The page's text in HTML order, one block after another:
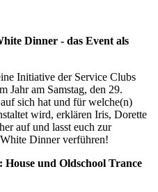
Dinner - das Event als
Initiative der Service Clubs
Jahr am Samstag, den 29.
sich hat und für welche(n)
wird, erklären Iris, Dorette
auf und lasst euch zur
Dinner verführen!
House und Oldschool Trance